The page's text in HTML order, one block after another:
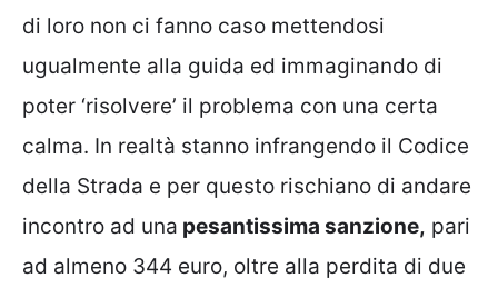
di loro non ci fanno caso mettendosi
ugualmente alla guida ed immaginando di
poter ‘risolvere’ il problema con una certa
calma. In realtà stanno infrangendo il Codice
della Strada e per questo rischiano di andare
incontro ad una pesantissima sanzione, pari
ad almeno 344 euro, oltre alla perdita di due